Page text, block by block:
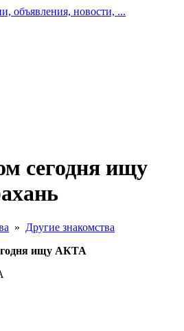
объявления, новости, ...
сегодня ищу
» Другие знакомства
ищу АКТА